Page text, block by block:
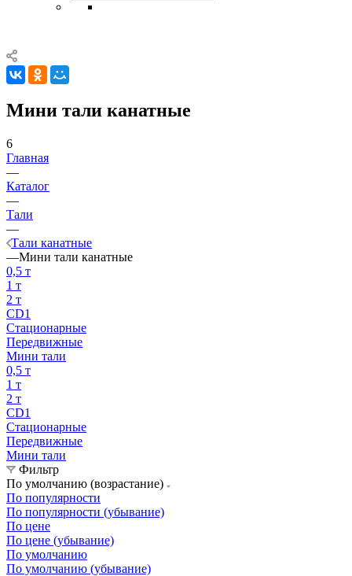
Мини тали канатные
6
Главная
—
Каталог
—
Тали
—
Тали канатные
—Мини тали канатные
0,5 т
1 т
2 т
CD1
Стационарные
Передвижные
Мини тали
0,5 т
1 т
2 т
CD1
Стационарные
Передвижные
Мини тали
Фильтр
По умолчанию (возрастание)
По популярности
По популярности (убывание)
По цене
По цене (убывание)
По умолчанию
По умолчанию (убывание)